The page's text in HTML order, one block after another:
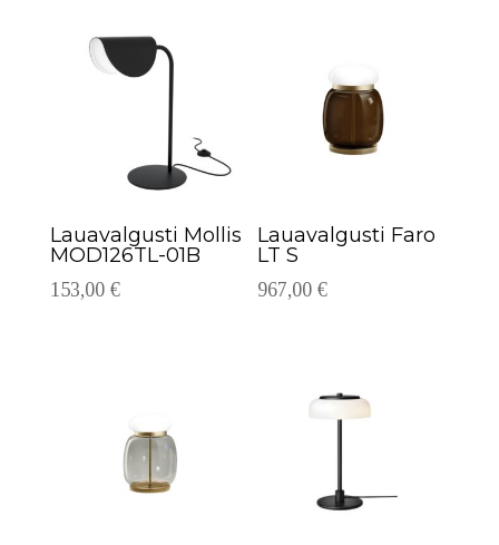
Lauavalgusti Mollis
MOD126TL-01B
153,00 €
Lauavalgusti Faro
LT S
967,00€